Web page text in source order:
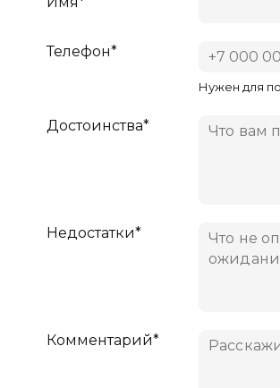
Телефон*
Нужен для
Достоинства*
Недостатки*
Комментарий*